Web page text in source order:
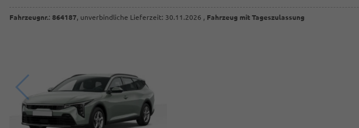
Fahrzeugnr.:864187, unverbindliche Lieferzeit: 30.11.2026 , Fahrzeug mit Tageszulassung